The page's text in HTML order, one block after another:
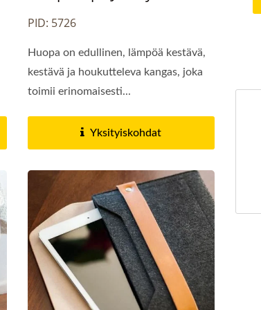
PID: 5726
Huopa on edullinen, lämpöä kestävä,
kestävä ja houkutteleva kangas, joka
toimii erinomaisesti...
Yksityiskohdat